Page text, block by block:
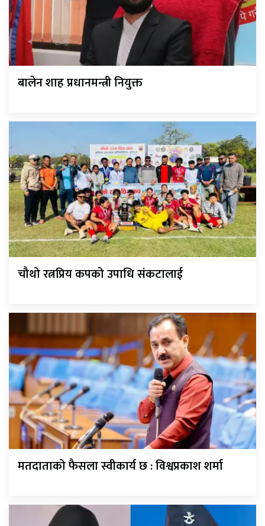
बालेन शाह प्रधानमन्त्री नियुक्त
चौथो रत्नप्रिय कपको उपाधि संकटालाई
मतदाताको फैसला स्वीकार्य छ : विश्वप्रकाश शर्मा